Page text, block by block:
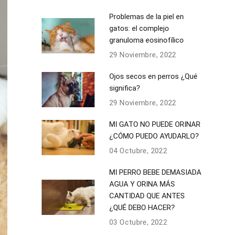
Problemas de la piel en
gatos: el complejo
granuloma eosinofílico
29 Noviembre, 2022
Ojos secos en perros ¿Qué
significa?
29 Noviembre, 2022
MI GATO NO PUEDE ORINAR
¿CÓMO PUEDO AYUDARLO?
04 Octubre, 2022
MI PERRO BEBE DEMASIADA
AGUA Y ORINA MÁS
CANTIDAD QUE ANTES
¿QUÉ DEBO HACER?
03 Octubre, 2022